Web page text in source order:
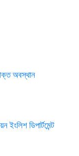
অবস্থান
ইংলিশ ডিপার্টমেন্ট